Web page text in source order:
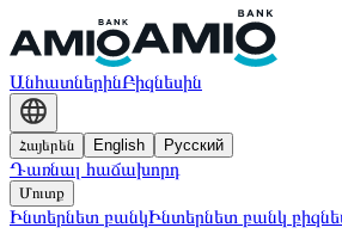
ԱնհատներինԲիզնեսին
Հայերեն English Русский
Դառնալ հաճախորդ
Մուտք
Ինտերնետ բանկԻնտերնետ բանկ